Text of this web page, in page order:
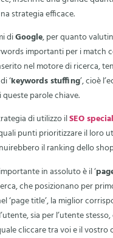
strategia efficace.
diGoogle, per quanto
importanti per i match
nel motore di ricerca,
‘keywords stuffing’, cioè
parole chiave.
di utilizzo ilSEO
punti prioritizzare il loro
il ranking dello
in assoluto è il ‘
che posizionano per
‘page title’, la miglior
sia per l’utente
cliccare tra voi e il vostro